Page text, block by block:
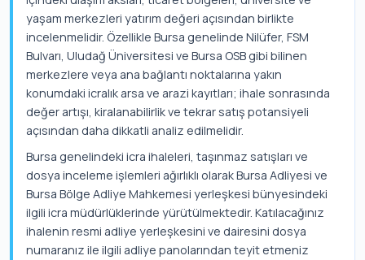
yaşam merkezleri yatırım değeri açısından birlikte
incelenmelidir. Özellikle Bursa genelinde Nilüfer, FSM
Bulvarı, Uludağ Üniversitesi ve Bursa OSB gibi bilinen
merkezlere veya ana bağlantı noktalarına yakın
konumdaki icralık arsa ve arazi kayıtları; ihale sonrasında
değer artışı, kiralanabilirlik ve tekrar satış potansiyeli
açısından daha dikkatli analiz edilmelidir.
Bursa genelindeki icra ihaleleri, taşınmaz satışları ve
dosya inceleme işlemleri ağırlıklı olarak Bursa Adliyesi ve
Bursa Bölge Adliye Mahkemesi yerleşkesi bünyesindeki
ilgili icra müdürlüklerinde yürütülmektedir. Katılacağınız
ihalenin resmi adliye yerleşkesini ve dairesini dosya
numaranız ile ilgili adliye panolarından teyit etmeniz